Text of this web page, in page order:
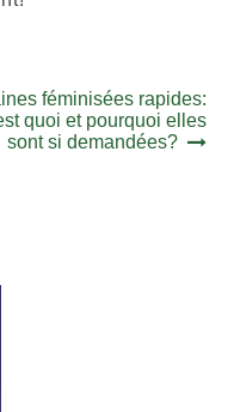
:
féminisées rapides:
quoi et pourquoi elles
sont si demandées?